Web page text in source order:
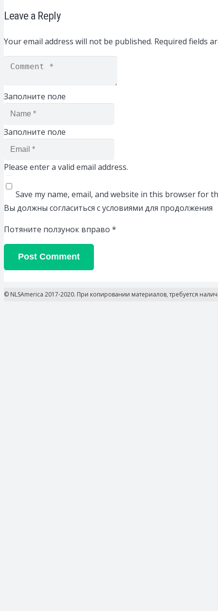
Leave a Reply
Your email address will not be published. Required fields
Заполните поле
Заполните поле
Please enter a valid email address.
Save my name, email, and website in this browser for
Вы должны согласиться с условиями для продолжения
Потяните ползунок вправо *
Post Comment
© NLSAmerica 2017-2020. При копировании материалов, требуется